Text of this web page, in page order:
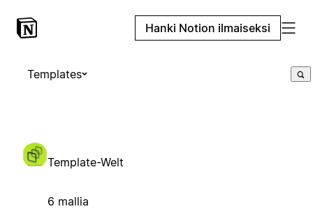
Hanki Notion ilmaiseksi
Templates
Template-Welt
6 mallia